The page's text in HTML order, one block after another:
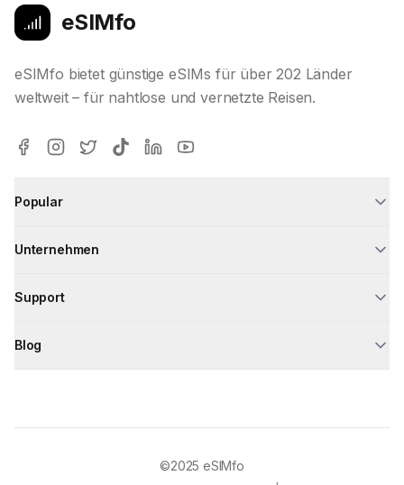
eSIMfo
eSIMfo bietet günstige eSIMs für über 202 Länder
weltweit – für nahtlose und vernetzte Reisen.
Popular
Unternehmen
Support
Blog
©2025 eSIMfo